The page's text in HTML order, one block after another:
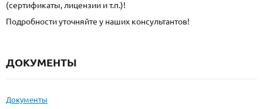
(сертификаты, лицензии и т.п.)!
Подробности уточняйте у наших консультантов!
ДОКУМЕНТЫ
Документы